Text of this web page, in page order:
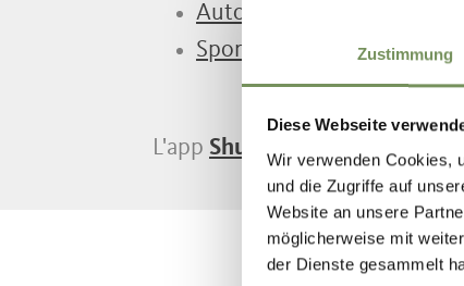
Zustimmung
Diese Webseite
Wir verwenden Cookies,
und die Zugriffe auf
Website an unsere
möglicherweise mit
der Dienste gesammelt
Auto Götsch
Sportgarage
, Via Max
L'app Shuttle Finder permette